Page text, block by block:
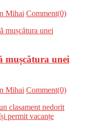
Mihai Comment(0)
mușcătura unei
Mihai Comment(0)